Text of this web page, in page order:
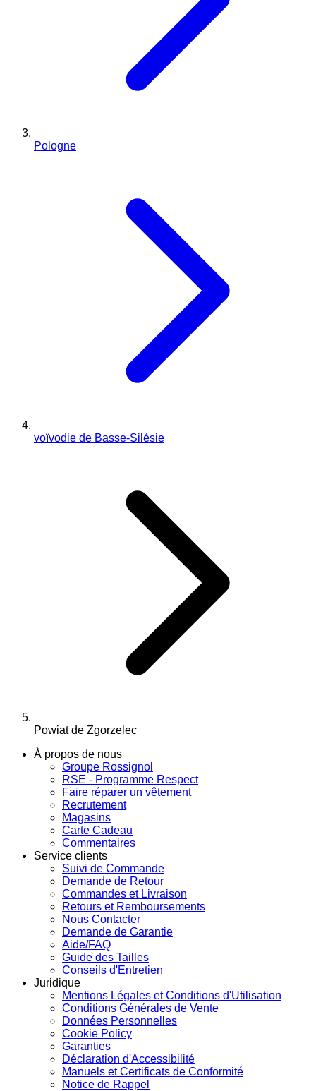
Pologne
voïvodie de Basse-Silésie
Powiat de Zgorzelec
À propos de nous
Groupe Rossignol
RSE - Programme Respect
Faire réparer un vêtement
Recrutement
Magasins
Carte Cadeau
Commentaires
Service clients
Suivi de Commande
Demande de Retour
Commandes et Livraison
Retours et Remboursements
Nous Contacter
Demande de Garantie
Aide/FAQ
Guide des Tailles
Conseils d'Entretien
Juridique
Mentions Légales et Conditions d'Utilisation
Conditions Générales de Vente
Données Personnelles
Cookie Policy
Garanties
Déclaration d'Accessibilité
Manuels et Certificats de Conformité
Notice de Rappel